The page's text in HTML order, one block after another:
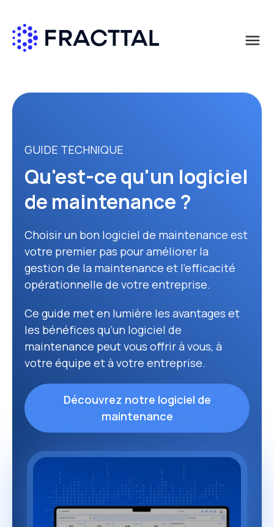
menu
GUIDE TECHNIQUE
Qu'est-ce qu'un logiciel
de maintenance ?
Choisir un bon logiciel de maintenance est
votre premier pas pour améliorer la
gestion de la maintenance et l'efficacité
opérationnelle de votre entreprise.
Ce guide met en lumière les avantages et
les bénéfices qu’un logiciel de
maintenance peut vous offrir à vous, à
votre équipe et à votre entreprise.
Découvrez notre logiciel de
maintenance